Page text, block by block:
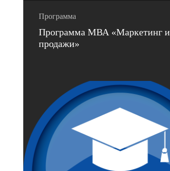
Программа
Программа МВА «Маркетинг и
продажи»